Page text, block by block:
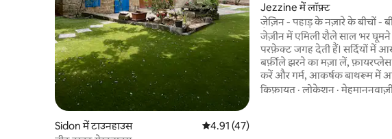
Sidon में टाउनहाउस औसत रेटिंग 5 में से 4.91, 47 समीक्षाएँ
4.91 (47)
Jezzine में लॉफ़्ट
जेज़िन - पहाड़ के नज़ारे के बीचों -
शैले
जेज़ीन में एमिली शैले साल भर
परफ़ेक्ट जगह देती हैं। सर्दियों में
बर्फ़ीले झरने का मज़ा लें,
करें और गर्म, आकर्षक बाथरूम में
में, जकूज़ी के पास सूरज को भिगोएँ
किफ़ायत ·लोकेशन ·